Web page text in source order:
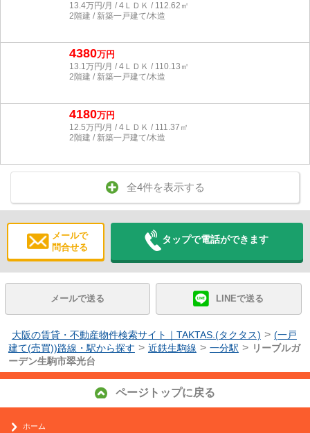
13.4万円/月 / 4ＬＤＫ / 112.62㎡
2階建 / 新築一戸建て/木造
4380万円
13.1万円/月 / 4ＬＤＫ / 110.13㎡
2階建 / 新築一戸建て/木造
4180万円
12.5万円/月 / 4ＬＤＫ / 111.37㎡
2階建 / 新築一戸建て/木造
全4件を表示する
メールで
問合せる
タップで電話ができます
メールで送る LINEで送る
大阪の賃貸・不動産物件検索サイト｜TAKTAS.(タクタス) > (一戸
建て(売買))路線・駅から探す > 近鉄生駒線 > 一分駅 > リーブルガ
ーデン生駒市翠光台
ページトップに戻る
ホーム